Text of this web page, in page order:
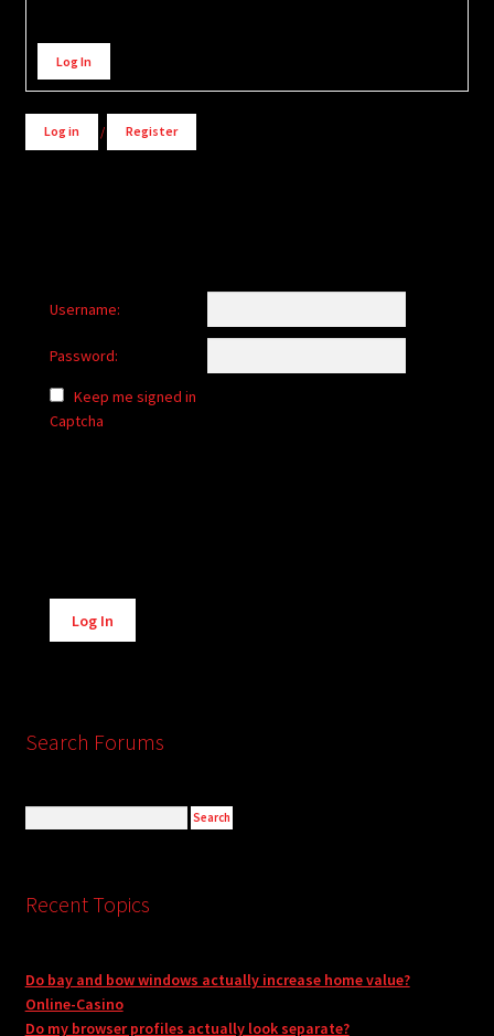
Alternative:
Log In
Log in / Register
Username:
Password:
Keep me signed in
Captcha
Alternative:
Log In
Search Forums
Recent Topics
Do bay and bow windows actually increase home value?
Online-Casino
Do my browser profiles actually look separate?